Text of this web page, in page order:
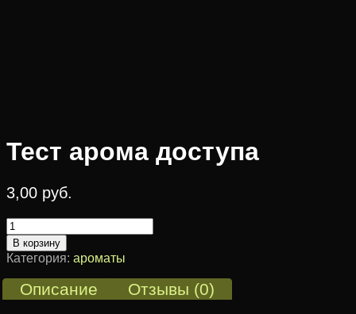
Тест арома доступа
3,00 руб.
Количество
товара
Тест
арома
доступа
В корзину
Категория: ароматы
Описание Отзывы (0)